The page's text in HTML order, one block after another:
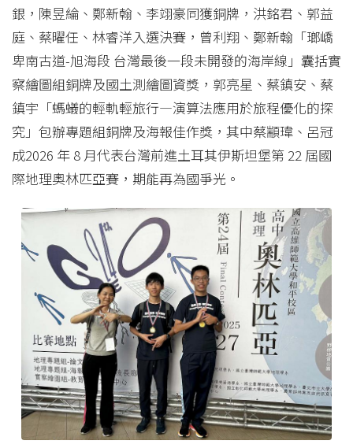
銀，陳昱綸、鄭新翰、李翊豪同獲銅牌，洪銘君、郭益
庭、蔡曜任、林睿洋入選決賽，曾利翔、鄭新翰「瑯嶠
卑南古道-旭海段 台灣最後一段未開發的海岸線」囊括實
察繪圖組銅牌及國土測繪圖資獎，郭亮星、蔡鎮安、蔡
鎮宇「螞蟻的輕軌輕旅行—演算法應用於旅程優化的探
究」包辦專題組銅牌及海報佳作獎，其中蔡顓瑋、呂冠
成2026 年 8 月代表台灣前進土耳其伊斯坦堡第 22 屆國
際地理奧林匹亞賽，期能再為國爭光。